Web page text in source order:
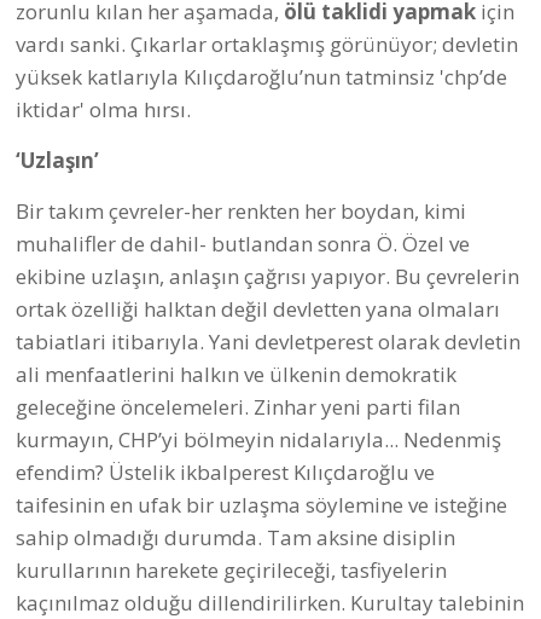
zorunlu kılan her aşamada, ölü taklidi yapmak için
vardı sanki. Çıkarlar ortaklaşmış görünüyor; devletin
yüksek katlarıyla Kılıçdaroğlu’nun tatminsiz 'chp’de
iktidar' olma hırsı.
‘Uzlaşın’
Bir takım çevreler-her renkten her boydan, kimi
muhalifler de dahil- butlandan sonra Ö. Özel ve
ekibine uzlaşın, anlaşın çağrısı yapıyor. Bu çevrelerin
ortak özelliği halktan değil devletten yana olmaları
tabiatlari itibarıyla. Yani devletperest olarak devletin
ali menfaatlerini halkın ve ülkenin demokratik
geleceğine öncelemeleri. Zinhar yeni parti filan
kurmayın, CHP’yi bölmeyin nidalarıyla... Nedenmiş
efendim? Üstelik ikbalperest Kılıçdaroğlu ve
taifesinin en ufak bir uzlaşma söylemine ve isteğine
sahip olmadığı durumda. Tam aksine disiplin
kurullarının harekete geçirileceği, tasfiyelerin
kaçınılmaz olduğu dillendirilirken. Kurultay talebinin